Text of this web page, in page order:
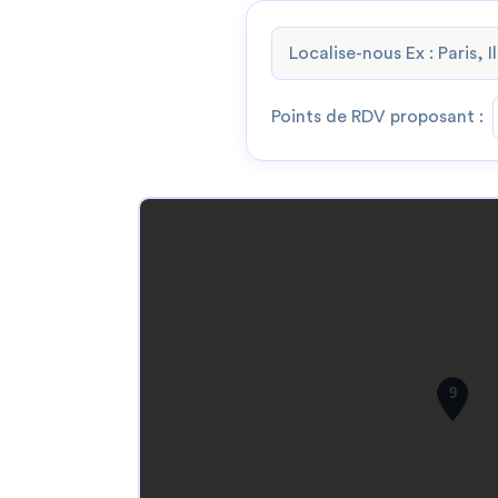
Points de RDV proposant :
9